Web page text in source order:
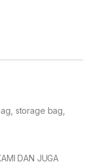
storage bag,
DAN JUGA